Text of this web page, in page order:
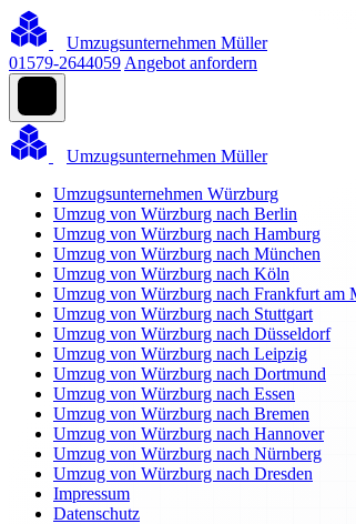
Umzugsunternehmen Müller
01579-2644059 Angebot anfordern
Umzugsunternehmen Müller
Umzugsunternehmen Würzburg
Umzug von Würzburg nach Berlin
Umzug von Würzburg nach Hamburg
Umzug von Würzburg nach München
Umzug von Würzburg nach Köln
Umzug von Würzburg nach Frankfurt am
Umzug von Würzburg nach Stuttgart
Umzug von Würzburg nach Düsseldorf
Umzug von Würzburg nach Leipzig
Umzug von Würzburg nach Dortmund
Umzug von Würzburg nach Essen
Umzug von Würzburg nach Bremen
Umzug von Würzburg nach Hannover
Umzug von Würzburg nach Nürnberg
Umzug von Würzburg nach Dresden
Impressum
Datenschutz